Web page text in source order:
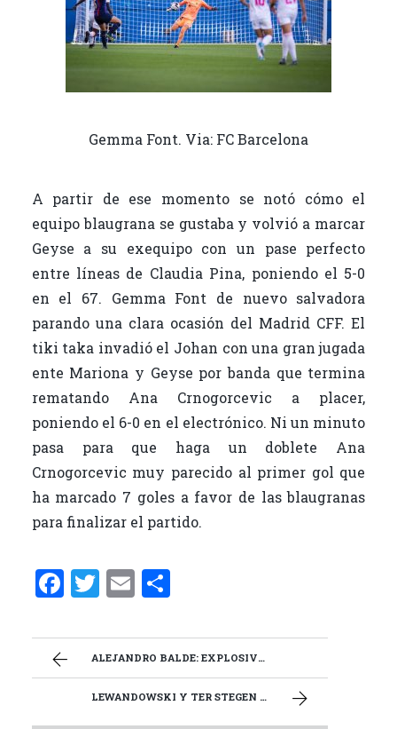
Gemma Font. Via: FC Barcelona
A partir de ese momento se notó cómo el
equipo blaugrana se gustaba y volvió a marcar
Geyse a su exequipo con un pase perfecto
entre líneas de Claudia Pina, poniendo el 5-0
en el 67. Gemma Font de nuevo salvadora
parando una clara ocasión del Madrid CFF. El
tiki taka invadió el Johan con una gran jugada
ente Mariona y Geyse por banda que termina
rematando Ana Crnogorcevic a placer,
poniendo el 6-0 en el electrónico. Ni un minuto
pasa para que haga un doblete Ana
Crnogorcevic muy parecido al primer gol que
ha marcado 7 goles a favor de las blaugranas
para finalizar el partido.
F
ce
b
T
it
te
r
E
ai
l
C
m
p
ar
ALEJANDRO BALDE: EXPLOSIVIDAD Y AMBICIÓN
LEWANDOWSKI Y TER STEGEN SALVAN AL BARÇA TRAS EL PARÓN